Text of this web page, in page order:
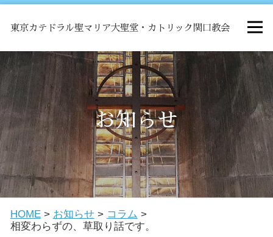
東京カテドラル聖マリア大聖堂・カトリック関口教会
HOME
ミサ
お知らせ
関口教会について
教会学校・中高生会
お知らせ
HOME> お知らせ> コラム >
相変わらずの、草取り話です。